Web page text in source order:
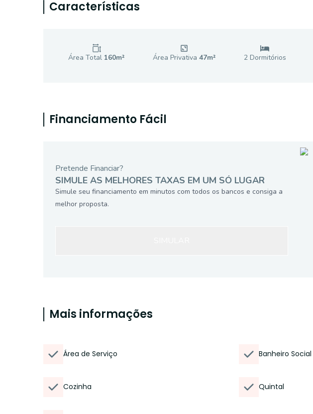
Características
Área Total 160m² Área Privativa 47m² 2Dormitórios
Financiamento Fácil
Pretende Financiar?
SIMULE AS MELHORES TAXAS EM UM SÓ LUGAR
Simule seu financiamento em minutos com todos os bancos e consiga a
melhor proposta.
Mais informações
Área de Serviço Banheiro Social
Cozinha Quintal